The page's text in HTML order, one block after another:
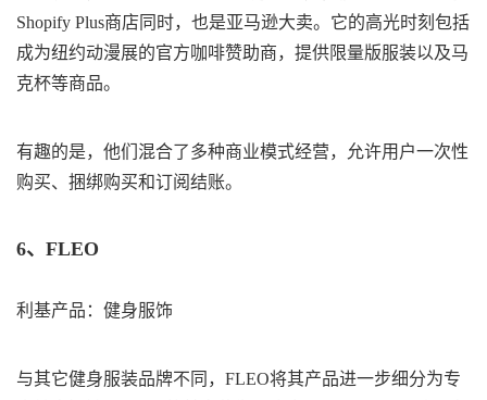
Shopify Plus商店同时，也是亚马逊大卖。它的高光时刻包括
成为纽约动漫展的官方咖啡赞助商，提供限量版服装以及马
克杯等商品。
有趣的是，他们混合了多种商业模式经营，允许用户一次性
购买、捆绑购买和订阅结账。
6、FLEO
利基产品：健身服饰
与其它健身服装品牌不同，FLEO将其产品进一步细分为专